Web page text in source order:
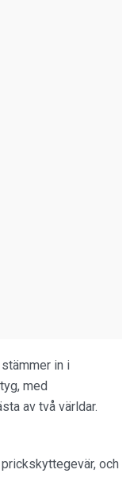
stämmer in i
med
av två världar.
och